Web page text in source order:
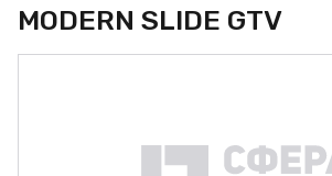
MODERN SLIDE GTV